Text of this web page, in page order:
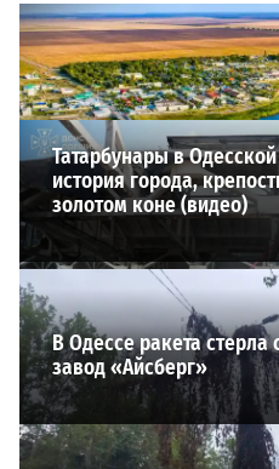
2026-07-27
ВИБОР РЕДАКЦИИ
Татарбунары в
история города,
золотом коне (видео)
В Одессе ракета стерла
завод «Айсберг»